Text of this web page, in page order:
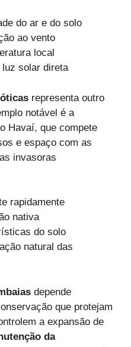
do ar e do solo
ao vento
local
luz solar direta
representa outro
notável é a
Havaí, que compete
e espaço com as
invasoras
rapidamente
nativa
do solo
natural das
depende
que protejam
a expansão de
da